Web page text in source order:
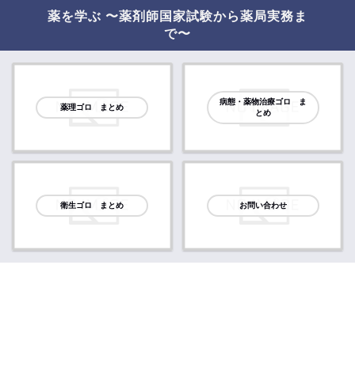
薬を学ぶ 〜薬剤師国家試験から薬局実務ま
で〜
薬理ゴロ まとめ
病態・薬物治療ゴロ ま
とめ
衛生ゴロ まとめ お問い合わせ